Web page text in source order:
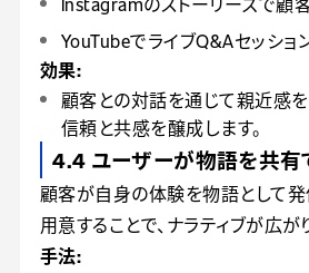
YouTubeでライブQ&Aセッショ
効果:
顧客との対話を通じて親近感を
信頼と共感を醸成します。
4.4 ユーザーが物語を共有
顧客が自身の体験を物語として
用意することで、ナラティブが広が
手法: